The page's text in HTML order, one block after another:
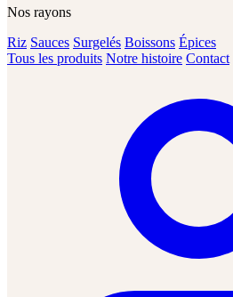
Nos rayons
Riz Sauces Surgelés Boissons Épices
Tous les produits Notre histoire Contact